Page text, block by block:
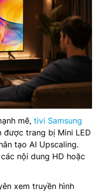
mẽ, tivi Samsung
được trang bị Mini LED
tạo AI Upscaling.
nội dung HD hoặc
xem truyền hình